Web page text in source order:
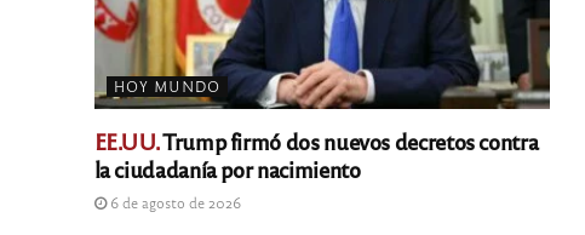
HOY MUNDO
EE.UU.Trump firmó dos nuevos decretos contra
la ciudadanía por nacimiento
6 de agosto de 2026